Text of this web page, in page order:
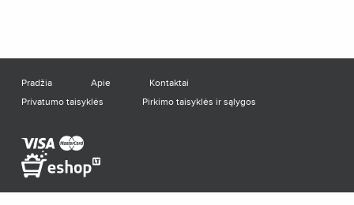
Pradžia Apie
Kontaktai
Privatumo taisyklės
Pirkimo taisyklės ir sąlygos